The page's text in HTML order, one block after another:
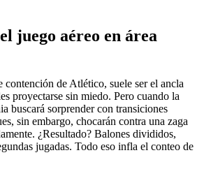
juego aéreo en área
de Atlético, suele ser el ancla
proyectarse sin miedo. Pero cuando la
buscará sorprender con transiciones
sin embargo, chocarán contra una zaga
¿Resultado? Balones divididos,
jugadas. Todo eso infla el conteo de